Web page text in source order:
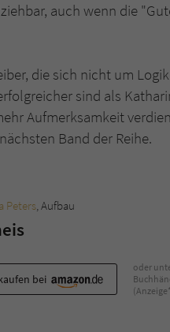
auch wenn die
die sich nicht um
sind als
Aufmerksamkeit
Band der Reihe.
Peters, Aufbau
bei
oder